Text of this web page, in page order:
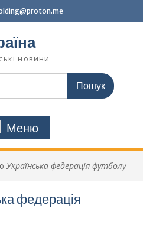
новини
Меню
Українська федерація футболу
федерація